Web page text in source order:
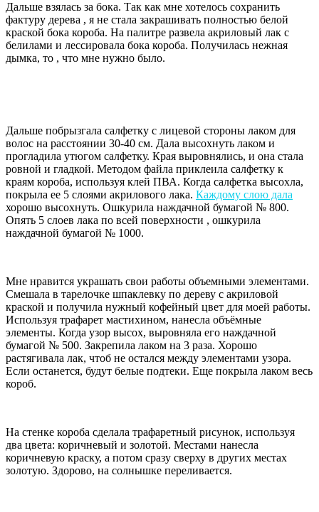
Дальше взялась за бока. Так как мне хотелось сохранить
фактуру дерева , я не стала закрашивать полностью белой
краской бока короба. На палитре развела акриловый лак с
белилами и лессировала бока короба. Получилась нежная
дымка, то , что мне нужно было.
Дальше побрызгала салфетку с лицевой стороны лаком для
волос на расстоянии 30-40 см. Дала высохнуть лаком и
прогладила утюгом салфетку. Края выровнялись, и она стала
ровной и гладкой. Методом файла приклеила салфетку к
краям короба, используя клей ПВА. Когда салфетка высохла,
покрыла ее 5 слоями акрилового лака. Каждому слою дала
хорошо высохнуть. Ошкурила наждачной бумагой № 800.
Опять 5 слоев лака по всей поверхности , ошкурила
наждачной бумагой № 1000.
Мне нравится украшать свои работы объемными элементами.
Смешала в тарелочке шпаклевку по дереву с акриловой
краской и получила нужный кофейный цвет для моей работы.
Используя трафарет мастихином, нанесла объёмные
элементы. Когда узор высох, выровняла его наждачной
бумагой № 500. Закрепила лаком на 3 раза. Хорошо
растягивала лак, чтоб не остался между элементами узора.
Если останется, будут белые подтеки. Еще покрыла лаком весь
короб.
На стенке короба сделала трафаретный рисунок, используя
два цвета: коричневый и золотой. Местами нанесла
коричневую краску, а потом сразу сверху в других местах
золотую. Здорово, на солнышке переливается.